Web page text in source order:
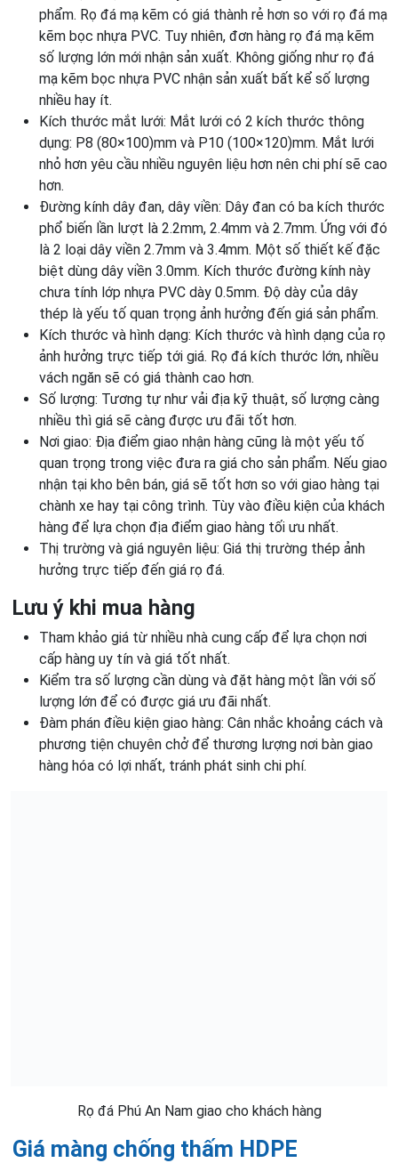
phẩm. Rọ đá mạ kẽm có giá thành rẻ hơn so với rọ đá mạ
kẽm bọc nhựa PVC. Tuy nhiên, đơn hàng rọ đá mạ kẽm
số lượng lớn mới nhận sản xuất. Không giống như rọ đá
mạ kẽm bọc nhựa PVC nhận sản xuất bất kể số lượng
nhiều hay ít.
Kích thước mắt lưới: Mắt lưới có 2 kích thước thông
dụng: P8 (80×100)mm và P10 (100×120)mm. Mắt lưới
nhỏ hơn yêu cầu nhiều nguyên liệu hơn nên chi phí sẽ cao
hơn.
Đường kính dây đan, dây viền: Dây đan có ba kích thước
phổ biến lần lượt là 2.2mm, 2.4mm và 2.7mm. Ứng với đó
là 2 loại dây viền 2.7mm và 3.4mm. Một số thiết kế đặc
biệt dùng dây viền 3.0mm. Kích thước đường kính này
chưa tính lớp nhựa PVC dày 0.5mm. Độ dày của dây
thép là yếu tố quan trọng ảnh hưởng đến giá sản phẩm.
Kích thước và hình dạng: Kích thước và hình dạng của rọ
ảnh hưởng trực tiếp tới giá. Rọ đá kích thước lớn, nhiều
vách ngăn sẽ có giá thành cao hơn.
Số lượng: Tương tự như vải địa kỹ thuật, số lượng càng
nhiều thì giá sẽ càng được ưu đãi tốt hơn.
Nơi giao: Địa điểm giao nhận hàng cũng là một yếu tố
quan trọng trong việc đưa ra giá cho sản phẩm. Nếu giao
nhận tại kho bên bán, giá sẽ tốt hơn so với giao hàng tại
chành xe hay tại công trình. Tùy vào điều kiện của khách
hàng để lựa chọn địa điểm giao hàng tối ưu nhất.
Thị trường và giá nguyên liệu: Giá thị trường thép ảnh
hưởng trực tiếp đến giá rọ đá.
Lưu ý khi mua hàng
Tham khảo giá từ nhiều nhà cung cấp để lựa chọn nơi
cấp hàng uy tín và giá tốt nhất.
Kiểm tra số lượng cần dùng và đặt hàng một lần với số
lượng lớn để có được giá ưu đãi nhất.
Đàm phán điều kiện giao hàng: Cân nhắc khoảng cách và
phương tiện chuyên chở để thương lượng nơi bàn giao
hàng hóa có lợi nhất, tránh phát sinh chi phí.
Rọ đá Phú An Nam giao cho khách hàng
Giá màng chống thấm HDPE